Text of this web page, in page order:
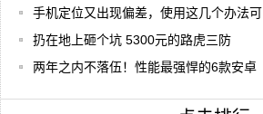
手机定位又出现偏差，使用这几个办法可
扔在地上砸个坑 5300元的路虎三防
两年之内不落伍！性能最强悍的6款安卓